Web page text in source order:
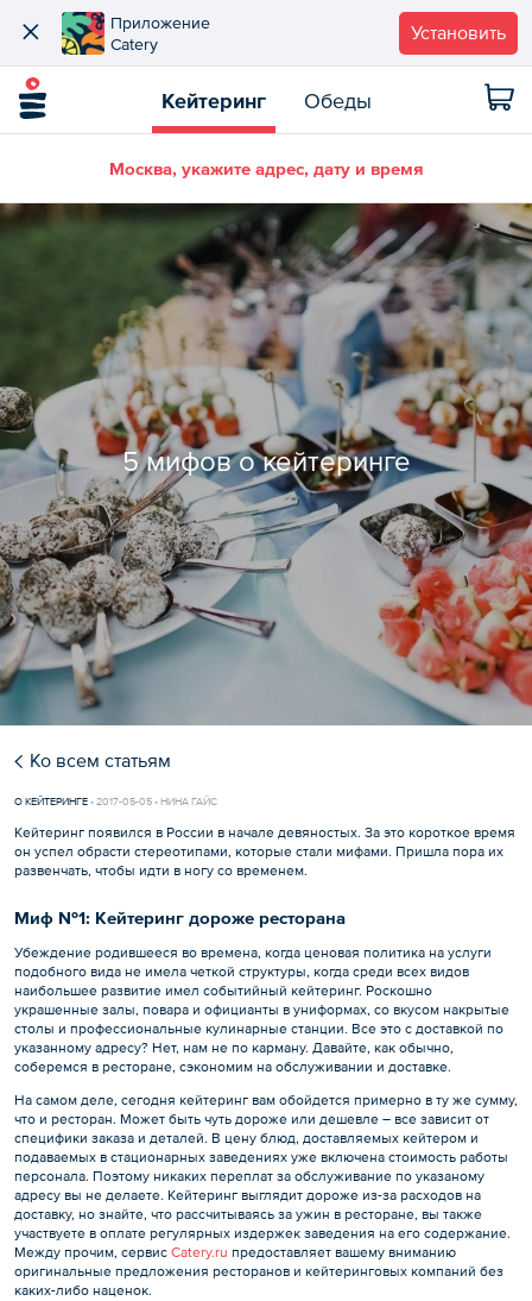
Приложение
Catery
Установить
Кейтеринг Обеды
Москва, укажите адрес, дату и время
5 мифов о кейтеринге
Ко всем статьям
О КЕЙТЕРИНГЕ • 2017-05-05 • НИНА ГАЙС
Кейтеринг появился в России в начале девяностых. За это короткое время
он успел обрасти стереотипами, которые стали мифами. Пришла пора их
развенчать, чтобы идти в ногу со временем.
Миф №1: Кейтеринг дороже ресторана
Убеждение родившееся во времена, когда ценовая политика на услуги
подобного вида не имела четкой структуры, когда среди всех видов
наибольшее развитие имел событийный кейтеринг. Роскошно
украшенные залы, повара и официанты в униформах, со вкусом накрытые
столы и профессиональные кулинарные станции. Все это с доставкой по
указанному адресу? Нет, нам не по карману. Давайте, как обычно,
соберемся в ресторане, сэкономим на обслуживании и доставке.
На самом деле, сегодня кейтеринг вам обойдется примерно в ту же сумму,
что и ресторан. Может быть чуть дороже или дешевле – все зависит от
специфики заказа и деталей. В цену блюд, доставляемых кейтером и
подаваемых в стационарных заведениях уже включена стоимость работы
персонала. Поэтому никаких переплат за обслуживание по указаному
адресу вы не делаете. Кейтеринг выглядит дороже из-за расходов на
доставку, но знайте, что рассчитываясь за ужин в ресторане, вы также
участвуете в оплате регулярных издержек заведения на его содержание.
Между прочим, сервис Catery.ru предоставляет вашему вниманию
оригинальные предложения ресторанов и кейтеринговых компаний без
каких-либо наценок.